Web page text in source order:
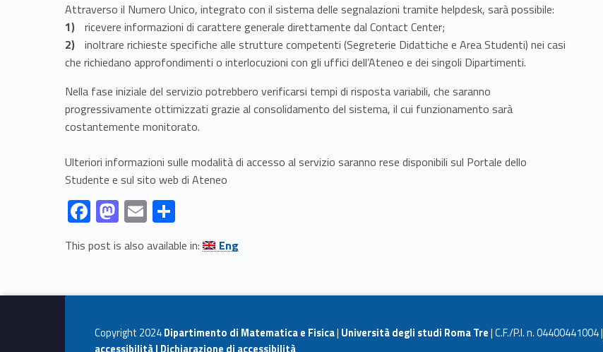
Attraverso il Numero Unico, integrato con il sistema delle segnalazioni tramite helpdesk, sarà possibile:
ricevere informazioni di carattere generale direttamente dal Contact Center;
inoltrare richieste specifiche alle strutture competenti (Segreterie Didattiche e Area Studenti) nei casi
che richiedano approfondimenti o interlocuzioni con gli uffici dell’Ateneo e dei singoli Dipartimenti.
Nella fase iniziale del servizio potrebbero verificarsi tempi di risposta variabili, che saranno
progressivamente ottimizzati grazie al consolidamento del sistema, il cui funzionamento sarà
costantemente monitorato.
Ulteriori informazioni sulle modalità di accesso al servizio saranno rese disponibili sul Portale dello
Studente e sul sito web di Ateneo
Link identifier #identifier__170819-1
F
ac
e
o
o
Link identifier #identifier__193565-2 M
as
to
o
n
Link identifier #identifier__92331-3 E
m
ai
Link identifier #identifier__57296-4
o
n
vi
di
This post is also available in: Link identifier #identifier__163871-5 Eng
Skip back to navigation
Copyright 2024Dipartimento di Matematica e Fisica| Università degli studi Roma Tre| C.F./P.I. n. 04400441004 |